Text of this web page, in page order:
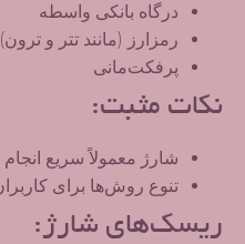
درگاه بانکی واسطه
رمزارز (مانند تتر و ترون)
پرفکت‌مانی
نکات مثبت:
شارژ معمولاً سریع
تنوع روش‌ها برای
ریسک‌های شارژ: